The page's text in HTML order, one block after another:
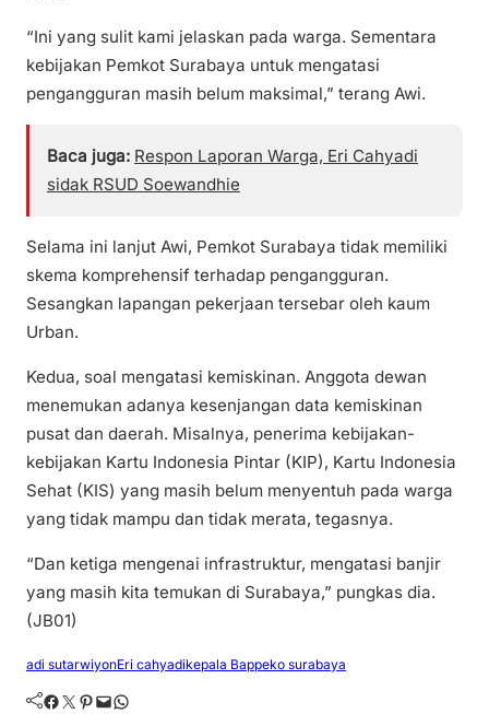
“Ini yang sulit kami jelaskan pada warga. Sementara
kebijakan Pemkot Surabaya untuk mengatasi
pengangguran masih belum maksimal,” terang Awi.
Baca juga: Respon Laporan Warga, Eri Cahyadi
sidak RSUD Soewandhie
Selama ini lanjut Awi, Pemkot Surabaya tidak memiliki
skema komprehensif terhadap pengangguran.
Sesangkan lapangan pekerjaan tersebar oleh kaum
Urban.
Kedua, soal mengatasi kemiskinan. Anggota dewan
menemukan adanya kesenjangan data kemiskinan
pusat dan daerah. Misalnya, penerima kebijakan-
kebijakan Kartu Indonesia Pintar (KIP), Kartu Indonesia
Sehat (KIS) yang masih belum menyentuh pada warga
yang tidak mampu dan tidak merata, tegasnya.
“Dan ketiga mengenai infrastruktur, mengatasi banjir
yang masih kita temukan di Surabaya,” pungkas dia.
(JB01)
adi sutarwiyonEri cahyadikepala Bappeko surabaya
Facebook Twitter Pinterest Mail WhatsApp